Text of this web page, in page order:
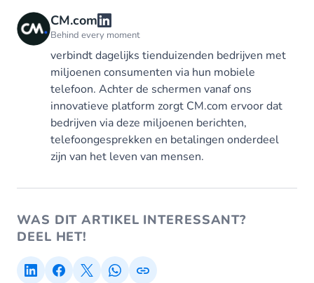
CM.com
Behind every moment
verbindt dagelijks tienduizenden bedrijven met
miljoenen consumenten via hun mobiele
telefoon. Achter de schermen vanaf ons
innovatieve platform zorgt CM.com ervoor dat
bedrijven via deze miljoenen berichten,
telefoongesprekken en betalingen onderdeel
zijn van het leven van mensen.
WAS DIT ARTIKEL INTERESSANT?
DEEL HET!